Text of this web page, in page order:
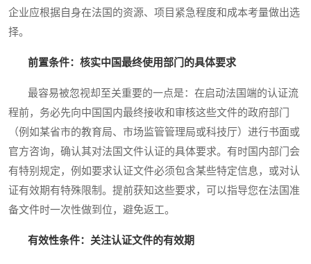
企业应根据自身在法国的资源、项目紧急程度和成本考量做出选
择。
前置条件：核实中国最终使用部门的具体要求
最容易被忽视却至关重要的一点是：在启动法国端的认证流
程前，务必先向中国国内最终接收和审核这些文件的政府部门
（例如某省市的教育局、市场监管管理局或科技厅）进行书面或
官方咨询，确认其对法国文件认证的具体要求。有时国内部门会
有特别规定，例如要求认证文件必须包含某些特定信息，或对认
证有效期有特殊限制。提前获知这些要求，可以指导您在法国准
备文件时一次性做到位，避免返工。
有效性条件：关注认证文件的有效期